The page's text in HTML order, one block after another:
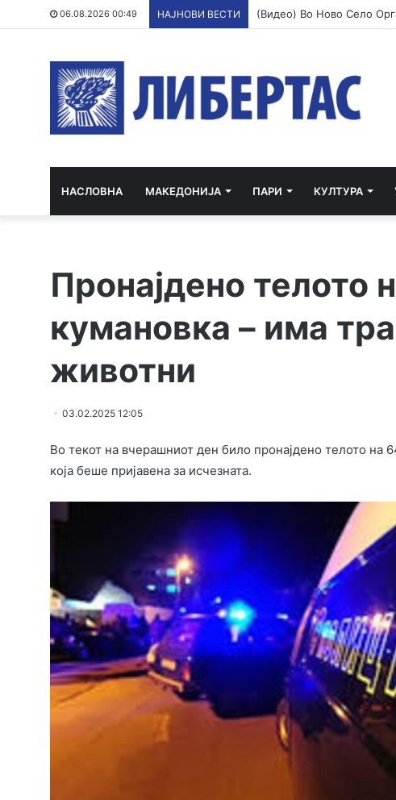
06.08.2026 00:49 НАЈНОВИ ВЕСТИ
НАСЛОВНА МАКЕДОНИЈА ПАРИ КУЛТУРА
Пронајденo телото
кумановка – има
животни
03.02.2025 12:05
Во текот на вчерашниот ден било пронајдено телото
која беше пријавена за исчезната.